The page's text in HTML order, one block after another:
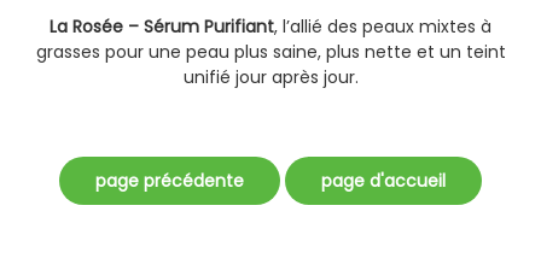
La Rosée – Sérum Purifiant, l’allié des peaux mixtes à
grasses pour une peau plus saine, plus nette et un teint
unifié jour après jour.